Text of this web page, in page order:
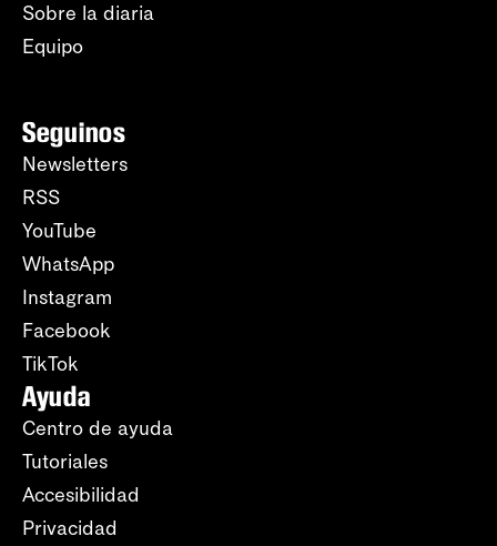
Sobre la diaria
Equipo
Seguinos
Newsletters
RSS
YouTube
WhatsApp
Instagram
Facebook
TikTok
Ayuda
Centro de ayuda
Tutoriales
Accesibilidad
Privacidad